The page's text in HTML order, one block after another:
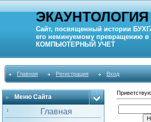
ЭКАУНТОЛОГИЯ
Сайт, посвященный истории
его неминуемому превращению в
КОМПЬЮТЕРНЫЙ УЧЕТ
Главная Регистрация Вход
Меню Сайта
Главная